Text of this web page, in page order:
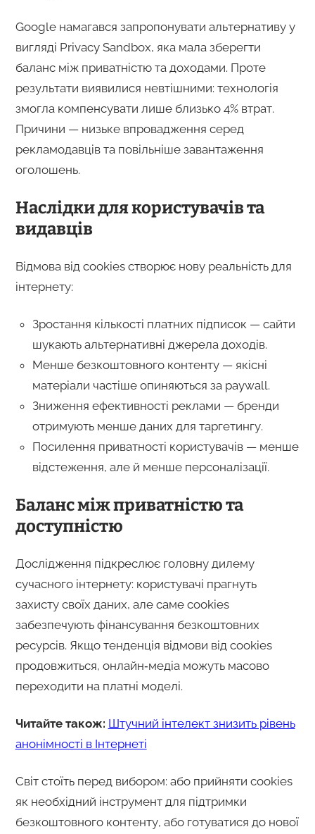
Google намагався запропонувати альтернативу у
вигляді Privacy Sandbox, яка мала зберегти
баланс між приватністю та доходами. Проте
результати виявилися невтішними: технологія
змогла компенсувати лише близько 4% втрат.
Причини — низьке впровадження серед
рекламодавців та повільніше завантаження
оголошень.
Наслідки для користувачів та
видавців
Відмова від cookies створює нову реальність для
інтернету:
Зростання кількості платних підписок — сайти
шукають альтернативні джерела доходів.
Менше безкоштовного контенту — якісні
матеріали частіше опиняються за paywall.
Зниження ефективності реклами — бренди
отримують менше даних для таргетингу.
Посилення приватності користувачів — менше
відстеження, але й менше персоналізації.
Баланс між приватністю та
доступністю
Дослідження підкреслює головну дилему
сучасного інтернету: користувачі прагнуть
захисту своїх даних, але саме cookies
забезпечують фінансування безкоштовних
ресурсів. Якщо тенденція відмови від cookies
продовжиться, онлайн‑медіа можуть масово
переходити на платні моделі.
Читайте також: Штучний інтелект знизить рівень
анонімності в Інтернеті
Світ стоїть перед вибором: або прийняти cookies
як необхідний інструмент для підтримки
безкоштовного контенту, або готуватися до нової